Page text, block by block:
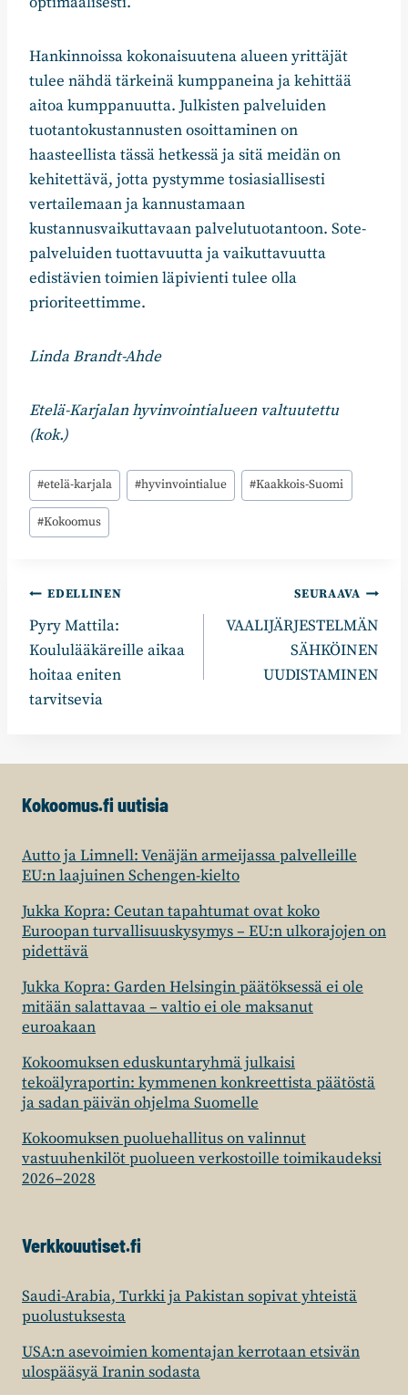
Hankinnoissa kokonaisuutena alueen yrittäjät
tulee nähdä tärkeinä kumppaneina ja kehittää
aitoa kumppanuutta. Julkisten palveluiden
tuotantokustannusten osoittaminen on
haasteellista tässä hetkessä ja sitä meidän on
kehitettävä, jotta pystymme tosiasiallisesti
vertailemaan ja kannustamaan
kustannusvaikuttavaan palvelutuotantoon. Sote-
palveluiden tuottavuutta ja vaikuttavuutta
edistävien toimien läpivienti tulee olla
prioriteettimme.
Linda Brandt-Ahde
Etelä-Karjalan hyvinvointialueen valtuutettu
(kok.)
Avainsanat:
#etelä-karjala #hyvinvointialue #Kaakkois-Suomi
#Kokoomus
Artikkelien
selaus
EDELLINEN
Pyry Mattila:
Koululääkäreille aikaa
hoitaa eniten
tarvitsevia
SEURAAVA
VAALIJÄRJESTELMÄN
SÄHKÖINEN
UUDISTAMINEN
Kokoomus.fi uutisia
Autto ja Limnell: Venäjän armeijassa palvelleille
EU:n laajuinen Schengen-kielto
Jukka Kopra: Ceutan tapahtumat ovat koko
Euroopan turvallisuuskysymys – EU:n ulkorajojen on
pidettävä
Jukka Kopra: Garden Helsingin päätöksessä ei ole
mitään salattavaa – valtio ei ole maksanut
euroakaan
Kokoomuksen eduskuntaryhmä julkaisi
tekoälyraportin: kymmenen konkreettista päätöstä
ja sadan päivän ohjelma Suomelle
Kokoomuksen puoluehallitus on valinnut
vastuuhenkilöt puolueen verkostoille toimikaudeksi
2026–2028
Verkkouutiset.fi
Saudi-Arabia, Turkki ja Pakistan sopivat yhteistä
puolustuksesta
USA:n asevoimien komentajan kerrotaan etsivän
ulospääsyä Iranin sodasta